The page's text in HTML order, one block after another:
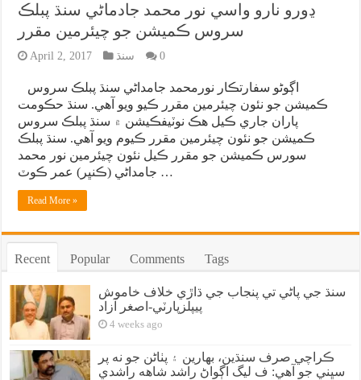
ڍورو نارو واسي نور محمد جادماڻي سنڌ پبلڪ
سروس ڪميشن جو چيئرمين مقرر
April 2, 2017 سنڌ 0
ڪميشن جو نئون چيئرمين مقرر ڪيو ويو آهي. سنڌ حڪومت
پاران جاري ڪيل هڪ نوٽيفڪيشن ۾ سنڌ پبلڪ سروس
ڪميشن جو نئون چيئرمين مقرر ڪيوم ويو آهي. سنڌ پبلڪ
سورس ڪميشن جو مقرر ڪيل نئون چيئرمين نور محمد
جامداڻي (ڪنڀر) عمر ڪوٽ …
Read More »
Recent Popular Comments Tags
سنڌ جي پاڻي تي پنجاب جي ڌاڙي خلاف خاموش
پيپلزپارٽي-اصغر آزاد
4 weeks ago
ڪراچي صرف سنڌين، بهارين ۽ پٺاڻن جو نه پر
سڀني جو آهي: ف ليگ اڳواڻ راشد شاهه راشدي